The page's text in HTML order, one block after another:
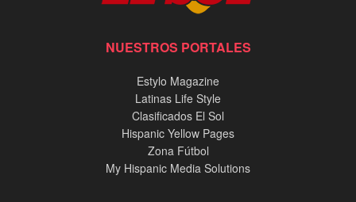
NUESTROS PORTALES
Estylo Magazine
Latinas Life Style
Clasificados El Sol
Hispanic Yellow Pages
Zona Fútbol
My Hispanic Media Solutions